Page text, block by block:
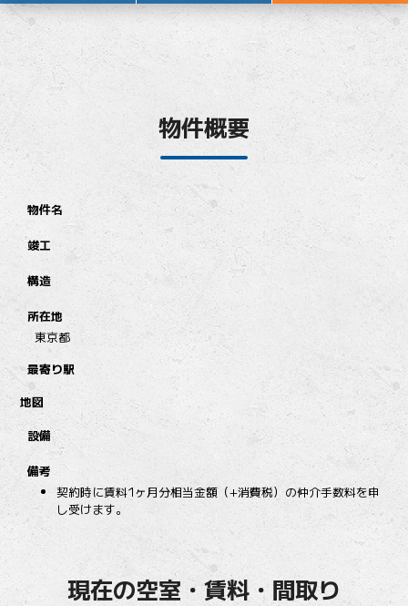
物件概要
物件名
竣工
構造
所在地
東京都
最寄り駅
地図
設備
備考
契約時に賃料1ヶ月分相当金額（+消費税）の仲介手数料を申
し受けます。
現在の空室・賃料・間取り